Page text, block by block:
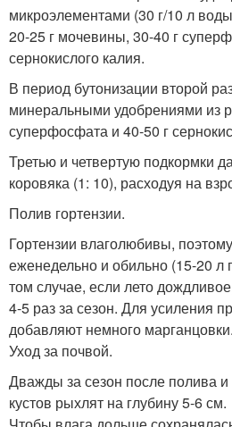
микроэлементами (30 г/10 л
20-25 г мочевины, 30-40 г
сернокислого калия.
В период бутонизации второй
минеральными удобрениями из
суперфосфата и 40-50 г
Третью и четвертую подкормки
коровяка (1: 10), расходуя на
Полив гортензии.
Гортензии влаголюбивы,
еженедельно и обильно (15-20 л
том случае, если лето
4-5 раз за сезон. Для усиления
добавляют немного марганцовки.
Уход за почвой.
Дважды за сезон после полива
кустов рыхлят на глубину 5-6 см.